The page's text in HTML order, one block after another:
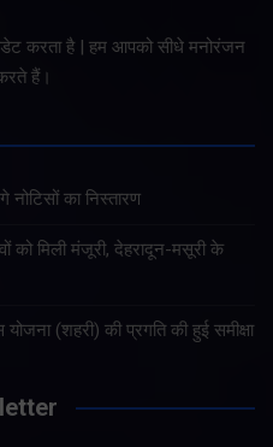
करता है | हम आपको सीधे मनोरंजन
हैं।
का निस्तारण
को मिली मंजूरी, देहरादून-मसूरी के
(शहरी) की प्रगति की हुई समीक्षा